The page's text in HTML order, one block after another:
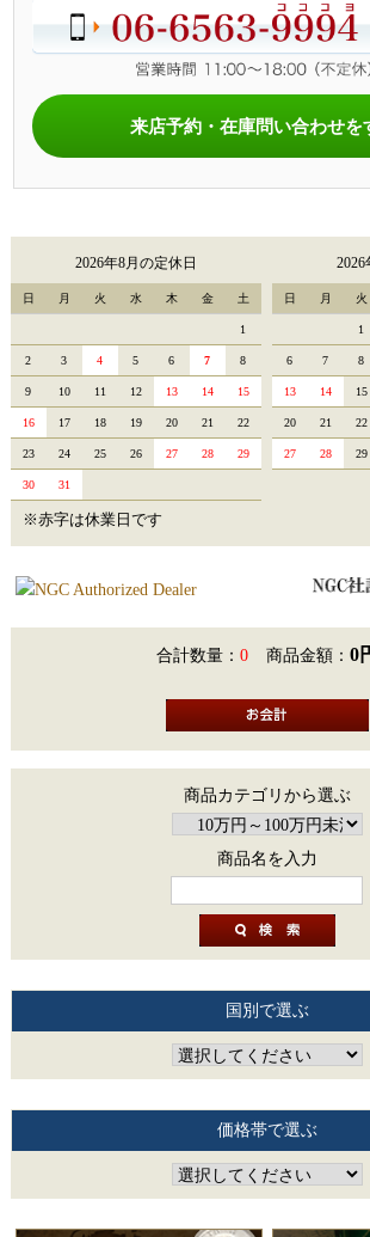
来店予約・在庫問い合わせを
2026年8月の定休日
日 月 火 水 木 金 土
1
2 3 4 5 6 7 8
9 10 11 12 13 14 15
16 17 18 19 20 21 22
23 24 25 26 27 28 29
30 31
2026
日 月 火
1
6 7 8
13 14 15
20 21 22
27 28 29
※赤字は休業日です
合計数量： 0 商品金額： 0
商品カテゴリから選ぶ
商品名を入力
国別で選ぶ
価格帯で選ぶ